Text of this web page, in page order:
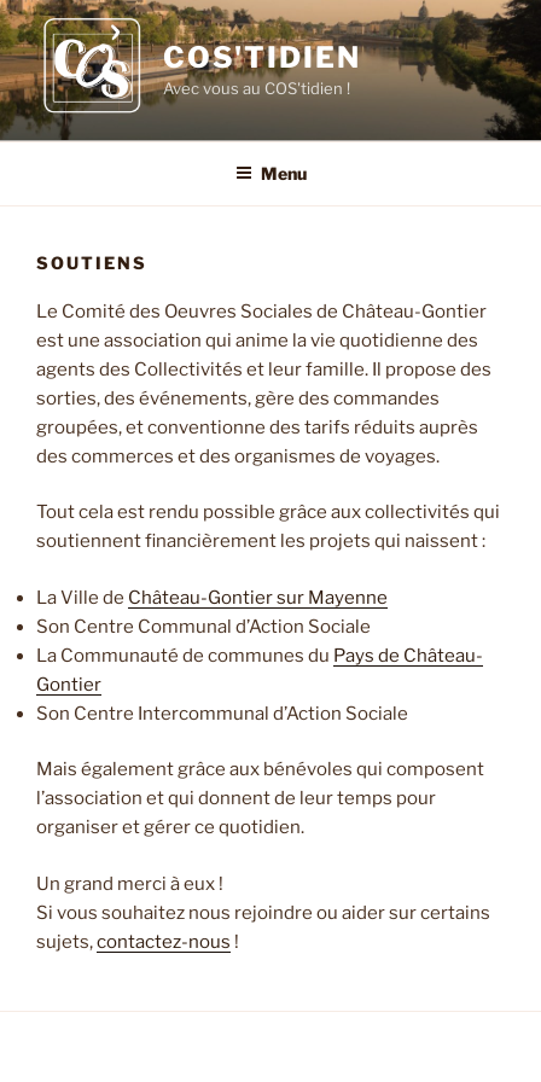
Aller
au
contenu
principal
COS'TIDIEN
Avec vous au COS'tidien !
Menu
SOUTIENS
Le Comité des Oeuvres Sociales de Château-Gontier
est une association qui anime la vie quotidienne des
agents des Collectivités et leur famille. Il propose des
sorties, des événements, gère des commandes
groupées, et conventionne des tarifs réduits auprès
des commerces et des organismes de voyages.
Tout cela est rendu possible grâce aux collectivités qui
soutiennent financièrement les projets qui naissent :
La Ville de Château-Gontier sur Mayenne
Son Centre Communal d’Action Sociale
La Communauté de communes du Pays de Château-
Gontier
Son Centre Intercommunal d’Action Sociale
Mais également grâce aux bénévoles qui composent
l’association et qui donnent de leur temps pour
organiser et gérer ce quotidien.
Un grand merci à eux !
Si vous souhaitez nous rejoindre ou aider sur certains
sujets,contactez-nous !